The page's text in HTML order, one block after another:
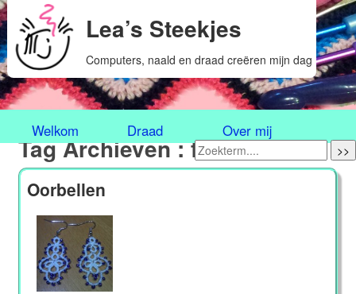
Lea’s Steekjes
Computers, naald en draad creëren mijn dag
Welkom Draad Over mij
>>
Tag Archieven : frivolité
Oorbellen